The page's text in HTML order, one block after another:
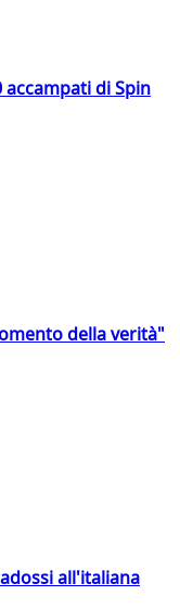
di Spin
della verità"
all'italiana